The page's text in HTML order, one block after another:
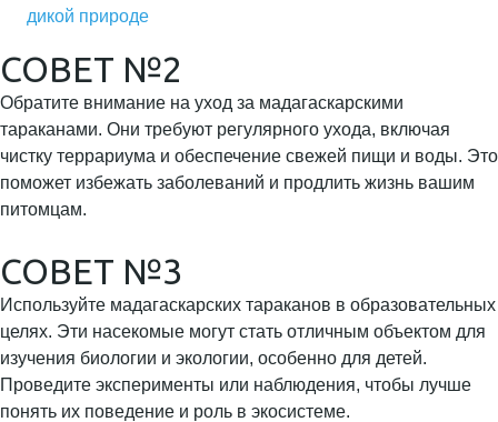
дикой природе
СОВЕТ №2
Обратите внимание на уход за мадагаскарскими
тараканами. Они требуют регулярного ухода, включая
чистку террариума и обеспечение свежей пищи и воды. Это
поможет избежать заболеваний и продлить жизнь вашим
питомцам.
СОВЕТ №3
Используйте мадагаскарских тараканов в образовательных
целях. Эти насекомые могут стать отличным объектом для
изучения биологии и экологии, особенно для детей.
Проведите эксперименты или наблюдения, чтобы лучше
понять их поведение и роль в экосистеме.